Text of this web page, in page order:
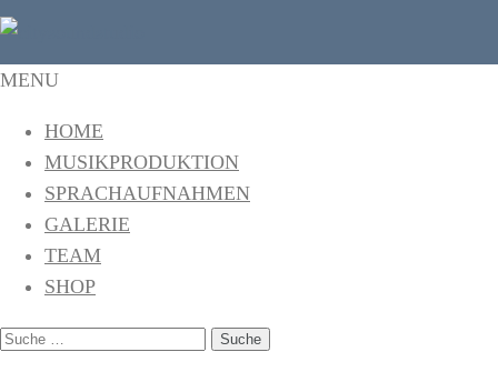
citysoundstudio
Das Tonstudio in Freiburg
MENU
HOME
MUSIKPRODUKTION
SPRACHAUFNAHMEN
GALERIE
TEAM
SHOP
SUCHE